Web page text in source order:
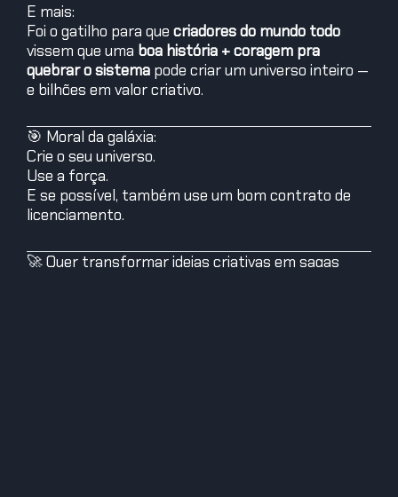
E mais:
Foi o gatilho para que criadores do mundo todo
vissem que uma boa história + coragem pra
quebrar o sistema pode criar um universo inteiro —
e bilhões em valor criativo.
🎯 Moral da galáxia:
Crie o seu universo.
Use a força.
E se possível, também use um bom contrato de
licenciamento.
🚀 Quer transformar ideias criativas em sagas